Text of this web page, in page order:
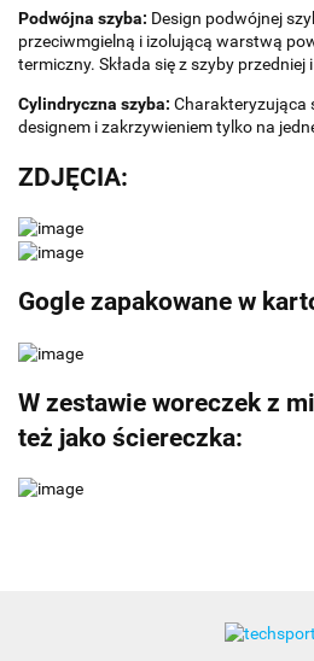
Podwójna szyba: Design podwójnej
przeciwmgielną i izolującą warstwą
termiczny. Składa się z szyby przedniej
Cylindryczna szyba: Charakteryzująca
designem i zakrzywieniem tylko na
ZDJĘCIA:
Gogle zapakowane w
W zestawie woreczek z
też jako ściereczka: